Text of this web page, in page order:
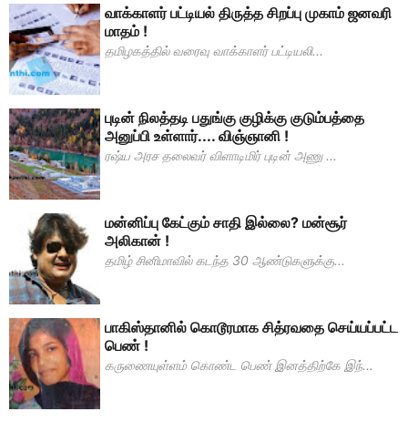
வாக்காளர் பட்டியல் திருத்த சிறப்பு முகாம் ஜனவரி
மாதம் !
தமிழகத்தில் வரைவு வாக்காளர் பட்டியலி...
புடின் நிலத்தடி பதுங்கு குழிக்கு குடும்பத்தை
அனுப்பி உள்ளார்.... விஞ்ஞானி !
ரஷ்ய அரச தலைவர் விளாடிமிர் புடின் அணு ...
மன்னிப்பு கேட்கும் சாதி இல்லை? மன்சூர்
அலிகான் !
தமிழ் சினிமாவில் கடந்த 30 ஆண்டுகளுக்கு...
பாகிஸ்தானில் கொடூரமாக சித்ரவதை செய்யப்பட்ட
பெண் !
கருணையுள்ளம் கொண்ட பெண் இனத்திற்கே இந்...